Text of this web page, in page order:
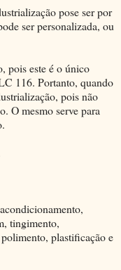
pose ser por
ser personalizada, ou
pois este é o único
116. Portanto, quando
pois não
O mesmo serve para
tingimento,
plastificação e